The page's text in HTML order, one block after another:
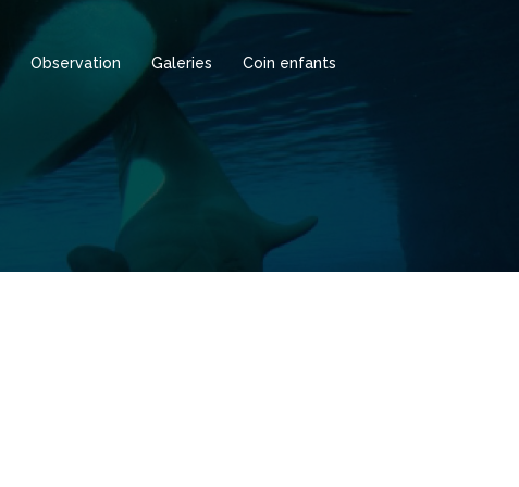
Observation Galeries
Coin enfants